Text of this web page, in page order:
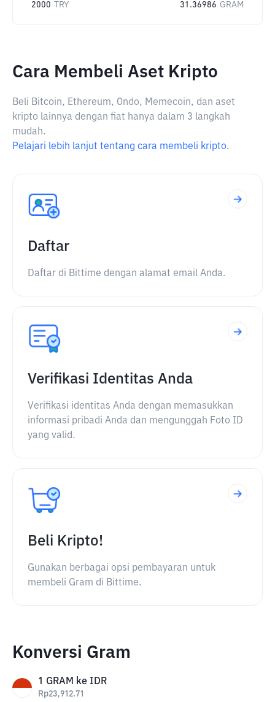
2000 TRY 31.36986 GRAM
Cara Membeli Aset Kripto
Beli Bitcoin, Ethereum, Ondo, Memecoin, dan aset
kripto lainnya dengan fiat hanya dalam 3 langkah
mudah.
Pelajari lebih lanjut tentang cara membeli kripto.
Daftar
Daftar di Bittime dengan alamat email Anda.
Verifikasi Identitas Anda
Verifikasi identitas Anda dengan memasukkan
informasi pribadi Anda dan mengunggah Foto ID
yang valid.
Beli Kripto!
Gunakan berbagai opsi pembayaran untuk
membeli Gram di Bittime.
Konversi Gram
1 GRAM ke IDR
Rp23,912.71